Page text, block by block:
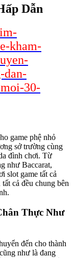
Dẫn
kham-
dan-
30-
game phệ nhỏ
sở trường cùng
đình chơi. Từ
như Baccarat,
slot game tất cả
cả đều chung bên
Thực Như
đến cho thành
như là đang